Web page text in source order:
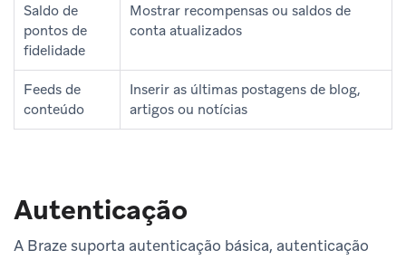
Saldo de
pontos de
fidelidade
Mostrar recompensas ou saldos de
conta atualizados
Feeds de
conteúdo
Inserir as últimas postagens de blog,
artigos ou notícias
Autenticação
A Braze suporta autenticação básica, autenticação